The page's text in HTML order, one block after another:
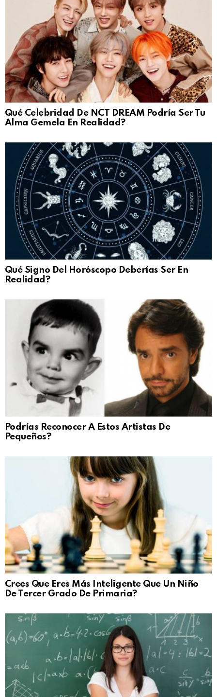
Qué Celebridad De NCT DREAM Podría Ser Tu
Alma Gemela En Realidad?
Qué Signo Del Horóscopo Deberías Ser En
Realidad?
Podrías Reconocer A Estos Artistas De
Pequeños?
Crees Que Eres Más Inteligente Que Un Niño
De Tercer Grado De Primaria?